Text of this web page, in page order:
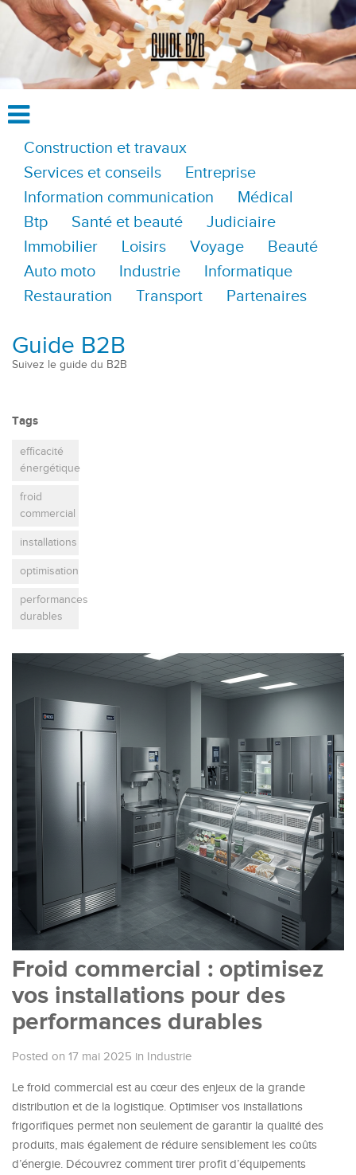
Construction et travaux
Services et conseils
Entreprise
Information communication
Médical
Btp
Santé et beauté
Judiciaire
Immobilier
Loisirs Voyage
Beauté
Auto moto
Industrie
Informatique
Restauration
Transport Partenaires
Guide B2B
Suivez le guide du B2B
Tags
efficacité
énergétique
froid
commercial
installations
optimisation
performances
durables
Froid commercial : optimisez
vos installations pour des
performances durables
Posted on 17 mai 2025 in Industrie
Le froid commercial est au cœur des enjeux de la grande
distribution et de la logistique. Optimiser vos installations
frigorifiques permet non seulement de garantir la qualité des
produits, mais également de réduire sensiblement les coûts
d’énergie. Découvrez comment tirer profit d’équipements